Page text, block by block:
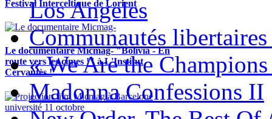
Festival Interceltique de Lorient
Le documentaire Micmag- "Bolivia - En
route vers les cimes !" à L'Institut
Cervantès !
Los Angeles
Communautés libertaires
« We Are the
Madonna Confessions II